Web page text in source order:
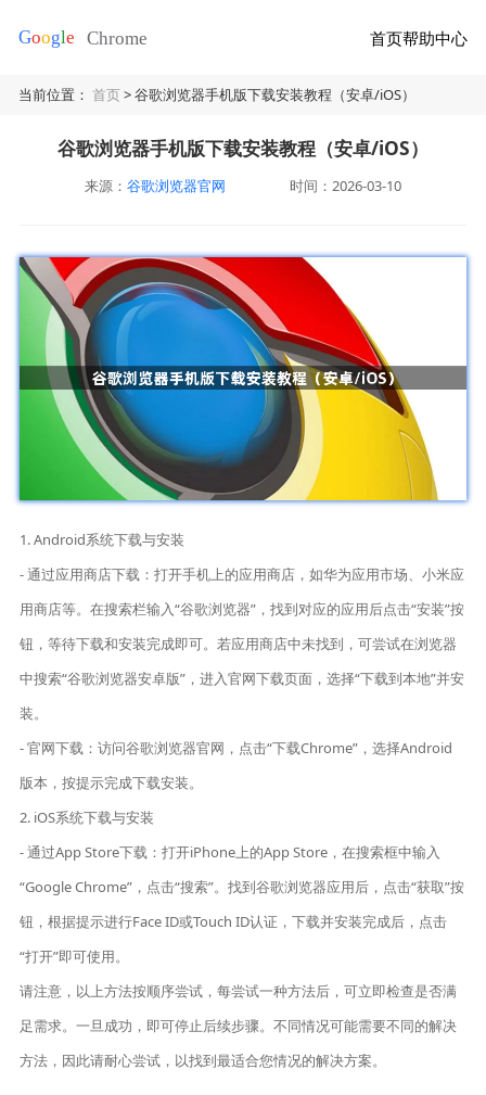
首页帮助中心
当前位置：首页> 谷歌浏览器手机版下载安装教程（安卓/iOS）
谷歌浏览器手机版下载安装教程（安卓/iOS）
来源： 谷歌浏览器官网 时间：2026-03-10
1. Android系统下载与安装
- 通过应用商店下载：打开手机上的应用商店，如华为应用市场、小米应
用商店等。在搜索栏输入“谷歌浏览器”，找到对应的应用后点击“安装”按
钮，等待下载和安装完成即可。若应用商店中未找到，可尝试在浏览器
中搜索“谷歌浏览器安卓版”，进入官网下载页面，选择“下载到本地”并安
装。
- 官网下载：访问谷歌浏览器官网，点击“下载Chrome”，选择Android
版本，按提示完成下载安装。
2. iOS系统下载与安装
- 通过App Store下载：打开iPhone上的App Store，在搜索框中输入
“Google Chrome”，点击“搜索”。找到谷歌浏览器应用后，点击“获取”按
钮，根据提示进行Face ID或Touch ID认证，下载并安装完成后，点击
“打开”即可使用。
请注意，以上方法按顺序尝试，每尝试一种方法后，可立即检查是否满
足需求。一旦成功，即可停止后续步骤。不同情况可能需要不同的解决
方法，因此请耐心尝试，以找到最适合您情况的解决方案。